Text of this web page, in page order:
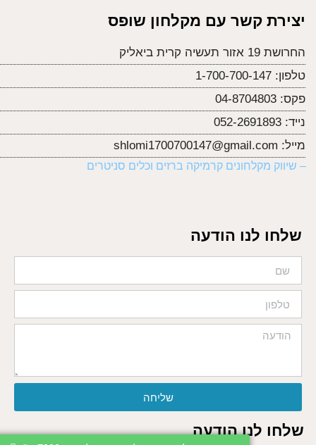
יצירת קשר עם מקלחון שופס
החרושת 19 אזור תעשיה קרית ביאליק
טלפון: 1-700-700-147
פקס: 04-8704803
נייד: 052-2691893
מייל: shlomi1700700147@gmail.com
– שיווק מקלחונים קרמיקה ברזים וכלים סניטרים
שלחו לנו הודעה
שליחה
שלחו לנו הודעה